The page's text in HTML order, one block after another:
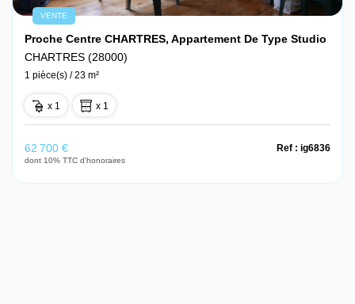
VENTE
Proche Centre CHARTRES, Appartement De Type Studio
CHARTRES (28000)
1 pièce(s) / 23 m²
x 1 x 1
62 700 €
dont 10% TTC d'honoraires
Ref : ig6836